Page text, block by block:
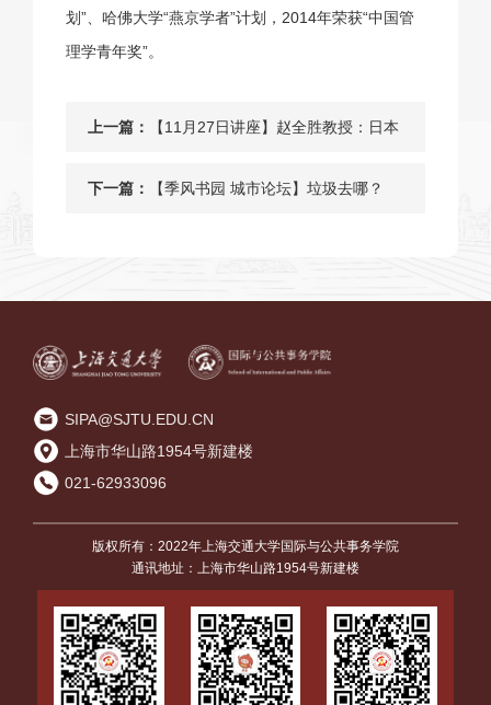
划”、哈佛大学“燕京学者”计划，2014年荣获“中国管
理学青年奖”。
上一篇： 【11月27日讲座】赵全胜教授：日本
外交政策辩论与中日关系
下一篇： 【季风书园 城市论坛】垃圾去哪？
SIPA@SJTU.EDU.CN
上海市华山路1954号新建楼
021-62933096
版权所有：2022年上海交通大学国际与公共事务学院
通讯地址：上海市华山路1954号新建楼